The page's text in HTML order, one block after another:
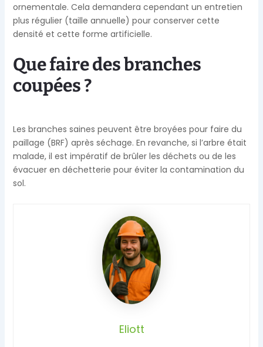
ornementale. Cela demandera cependant un entretien
plus régulier (taille annuelle) pour conserver cette
densité et cette forme artificielle.
Que faire des branches
coupées ?
Les branches saines peuvent être broyées pour faire du
paillage (BRF) après séchage. En revanche, si l’arbre était
malade, il est impératif de brûler les déchets ou de les
évacuer en déchetterie pour éviter la contamination du
sol.
Eliott